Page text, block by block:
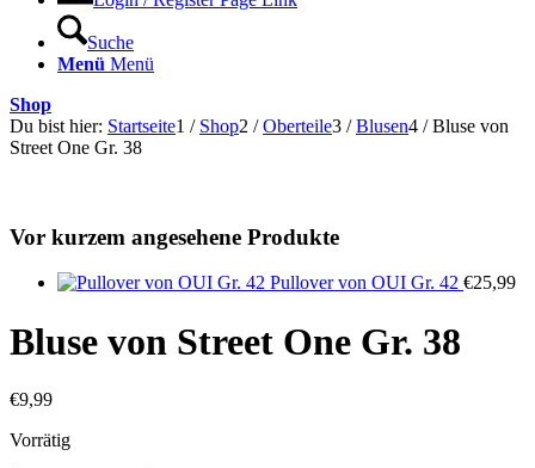
Suche
Menü Menü
Shop
Du bist hier: Startseite1 / Shop2 / Oberteile3 / Blusen4 / Bluse von
Street One Gr. 38
Vor kurzem angesehene Produkte
Pullover von OUI Gr. 42 €25,99
Bluse von Street One Gr. 38
€9,99
Vorrätig